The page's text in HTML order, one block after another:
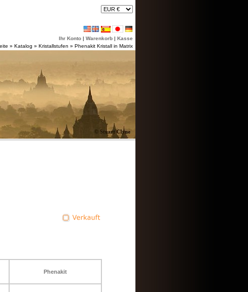
Ihr Konto | Warenkorb | Kasse
» Katalog » Kristallstufen » Phenakit Kristall in Matrix
Phenakit